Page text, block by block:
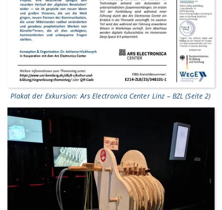
Plakat der Exkursion: Ars Electronica Center Linz – BZL (Seite 2)